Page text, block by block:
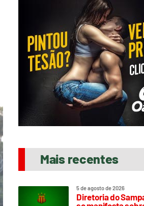
Mais recentes
5 de agosto de 2026
Diretoria do